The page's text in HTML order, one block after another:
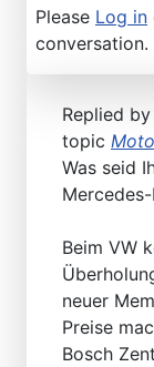
Please Log in
conversation.
Replied by
topic
Was seid
Beim VW
neuer
Preise
Bosch